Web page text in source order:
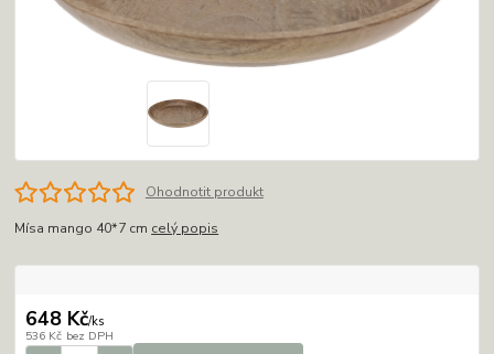
Ohodnotit produkt
Mísa mango 40*7 cm celý popis
648 Kč/ks
536 Kč bez DPH